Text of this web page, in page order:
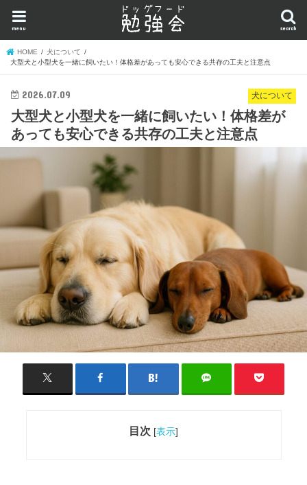
search
menu
HOME
犬について
大型犬と小型犬を一緒に飼いたい！体格差があっても安心できる共存の工夫と注意点
犬について
2026.07.09
大型犬と小型犬を一緒に飼いたい！体格差が
あっても安心できる共存の工夫と注意点
目次 [表示]